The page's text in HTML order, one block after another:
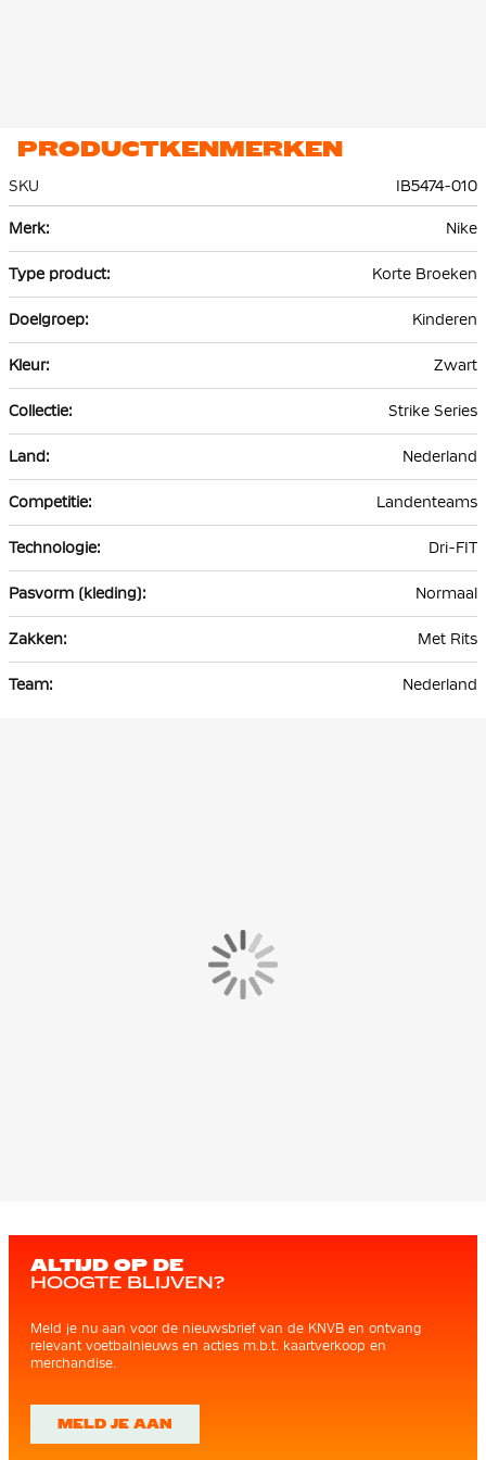
PRODUCTKENMERKEN
SKU
IB5474-010
informatie
Nike
Korte Broeken
Kinderen
Zwart
Strike Series
Nederland
Landenteams
Dri-FIT
Normaal
Met Rits
Nederland
ALTIJD OP DE
HOOGTE BLIJVEN?
Meld je nu aan voor de nieuwsbrief van de KNVB en ontvang
relevant voetbalnieuws en acties m.b.t. kaartverkoop en
merchandise.
MELD JE AAN